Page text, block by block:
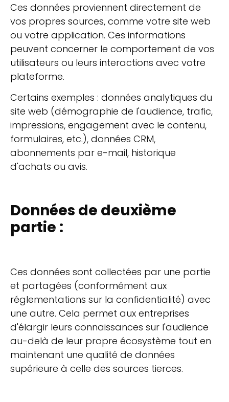
Ces données proviennent directement de
vos propres sources, comme votre site web
ou votre application. Ces informations
peuvent concerner le comportement de vos
utilisateurs ou leurs interactions avec votre
plateforme.
Certains exemples : données analytiques du
site web (démographie de l'audience, trafic,
impressions, engagement avec le contenu,
formulaires, etc.), données CRM,
abonnements par e-mail, historique
d'achats ou avis.
Données de deuxième
partie :
Ces données sont collectées par une partie
et partagées (conformément aux
réglementations sur la confidentialité) avec
une autre. Cela permet aux entreprises
d'élargir leurs connaissances sur l'audience
au-delà de leur propre écosystème tout en
maintenant une qualité de données
supérieure à celle des sources tierces.